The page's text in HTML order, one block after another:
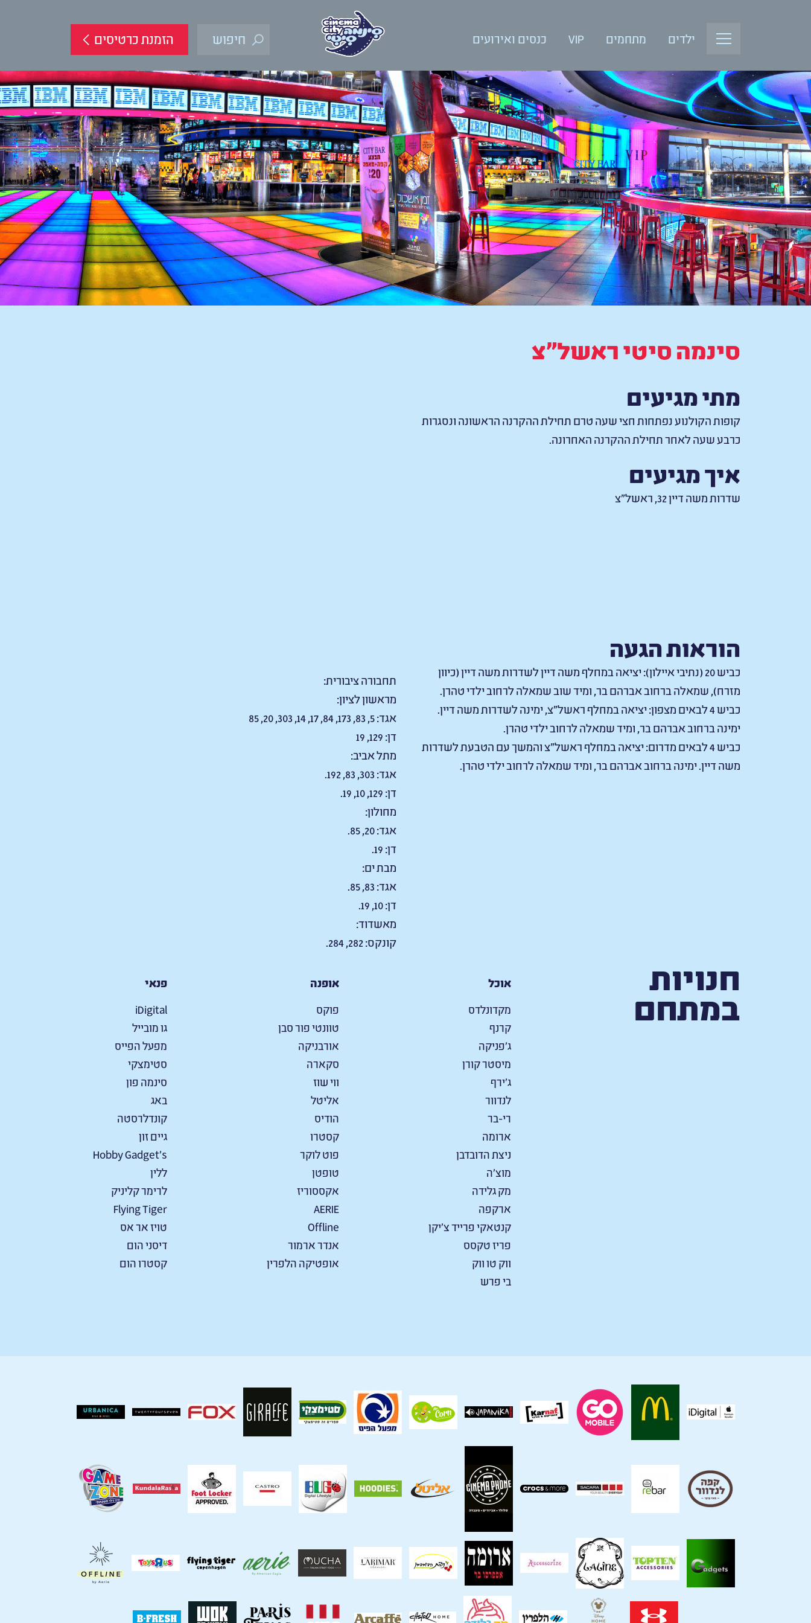
ילדים מתחמים VIP כנסים ואירועים הזמנת כרטיסים
סינמה סיטי ראשל"צ
מתי מגיעים
קופות הקולנוע נפתחות חצי שעה טרם תחילת ההקרנה הראשונה ונסגרות
כרבע שעה לאחר תחילת ההקרנה האחרונה.
איך מגיעים
שדרות משה דיין 32, ראשל”צ
הוראות הגעה
כביש 20 (נתיבי איילון): יציאה במחלף משה דיין לשדרות משה דיין (כיוון
מזרח), שמאלה ברחוב אברהם בר, ומיד שוב שמאלה לרחוב ילדי טהרן.
כביש 4 לבאים מצפון: יציאה במחלף ראשל”צ, ימינה לשדרות משה דיין.
ימינה ברחוב אברהם בר, ומיד שמאלה לרחוב ילדי טהרן.
כביש 4 לבאים מדרום: יציאה במחלף ראשל”צ והמשך עם הטבעת לשדרות
משה דיין. ימינה ברחוב אברהם בר, ומיד שמאלה לרחוב ילדי טהרן.
תחבורה ציבורית:
מראשון לציון:
אגד: 5, 83, 173, 84, 17, 14, 303, 20, 85
דן: 129, 19
מתל אביב:
אגד: 303, 83, 192.
דן: 129, 10, 19.
מחולון:
אגד: 20, 85.
דן: 19.
מבת ים:
אגד: 83, 85.
דן: 10, 19.
מאשדוד:
קונקס: 282, 284.
חנויות
במתחם
אוכל
מקדונלדס
קרנף
ג'פניקה
מיסטר קורן
ג'ירף
לנדוור
רי-בר
ארומה
ניצת הדובדבן
מוצ'ה
מק גלידה
ארקפה
קנטאקי פרייד צ׳יקן
פריז טקסס
ווק טו ווק
בי פרש
אופנה
פוקס
טוונטי פור סבן
אורבניקה
סקארה
ווי שוז
אליטל
הודיס
קסטרו
פוט לוקר
טופטן
אקססוריז
AERIE
Offline
אנדר ארמור
אופטיקה הלפרין
פנאי
iDigital
גו מובייל
מפעל הפייס
סטימצקי
סינמה פון
באג
קונדלרסטה
גיים זון
Hobby Gadget's
ללין
לרימר קליניק
Flying Tiger
טויז אר אס
דיסני הום
קסטרו הום